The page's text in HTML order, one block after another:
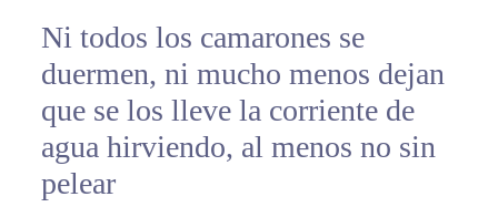
Ni todos los camarones se
duermen, ni mucho menos dejan
que se los lleve la corriente de
agua hirviendo, al menos no sin
pelear